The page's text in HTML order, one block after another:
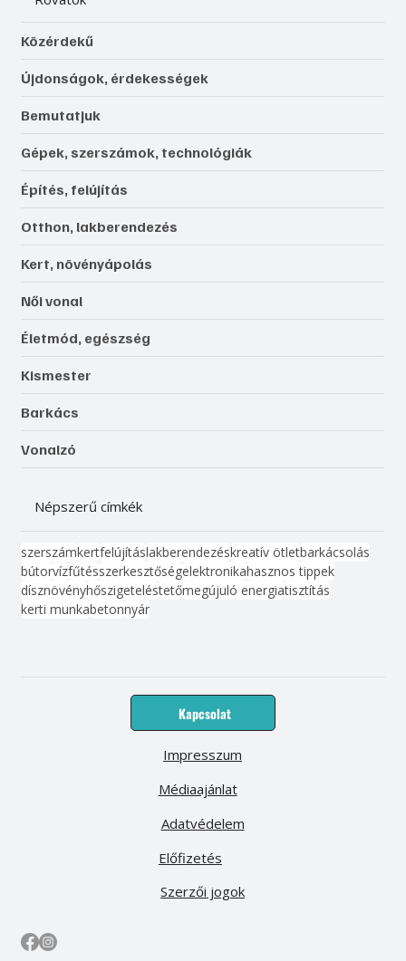
Közérdekű
Újdonságok, érdekességek
Bemutatjuk
Gépek, szerszámok, technológiák
Építés, felújítás
Otthon, lakberendezés
Kert, növényápolás
Női vonal
Életmód, egészség
Kismester
Barkács
Vonalzó
Népszerű címkék
szerszámkertfelújításlakberendezéskreatív ötletbarkácsolás
bútorvízfűtésszerkesztőségelektronikahasznos tippek
dísznövényhőszigeteléstetőmegújuló energiatisztítás
kerti munkabetonnyár
Kapcsolat
Médiaajánlat
Előfizetés
Impresszum
Adatvédelem
Szerzői jogok